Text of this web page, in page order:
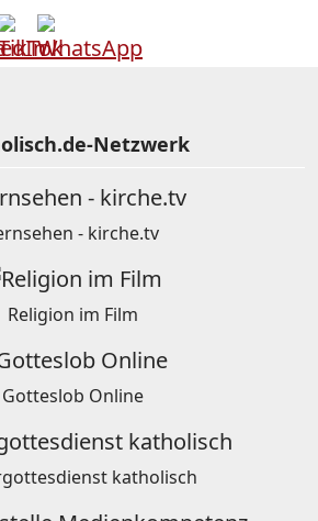
Netzwerk
- kirche.tv
Religion im Film
Gotteslob Online
katholisch